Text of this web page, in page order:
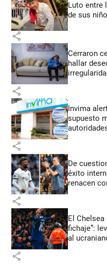
Luto entre
de sus
share
Cerraron
hallar
share
Invima
supuesto
share
De
éxito
renacen
share
El Chelsea
fichaje”:
al
share